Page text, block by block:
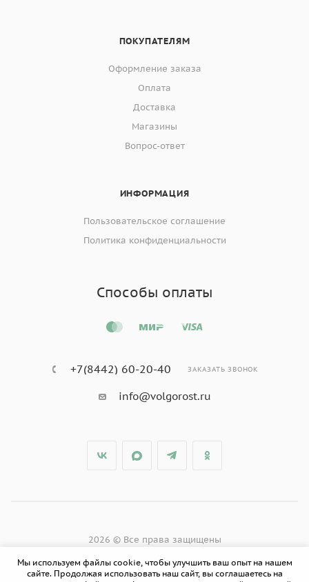
ПОКУПАТЕЛЯМ
Оформление заказа
Оплата
Доставка
Магазины
Вопрос-ответ
ИНФОРМАЦИЯ
Пользовательское соглашение
Политика конфиденциальности
Способы оплаты
+7(8442) 60-20-40 ЗАКАЗАТЬ ЗВОНОК
info@volgorost.ru
2026 © Все права защищены
Мы используем файлы cookie, чтобы улучшить ваш опыт на нашем
сайте. Продолжая использовать наш сайт, вы соглашаетесь на